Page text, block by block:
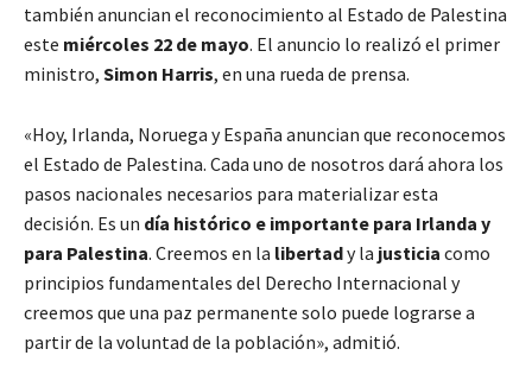
también anuncian el reconocimiento al Estado de Palestina
este miércoles 22 de mayo. El anuncio lo realizó el primer
ministro, Simon Harris, en una rueda de prensa.
«Hoy, Irlanda, Noruega y España anuncian que reconocemos
el Estado de Palestina. Cada uno de nosotros dará ahora los
pasos nacionales necesarios para materializar esta
decisión. Es un día histórico e importante para Irlanda y
para Palestina. Creemos en la libertady la justicia como
principios fundamentales del Derecho Internacional y
creemos que una paz permanente solo puede lograrse a
partir de la voluntad de la población», admitió.